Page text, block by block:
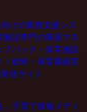
けの業務支援シス
設専門の職員マネ
ブパック - 保育施設
！総研 - 保育園経営
信サイト
子育て情報メディ